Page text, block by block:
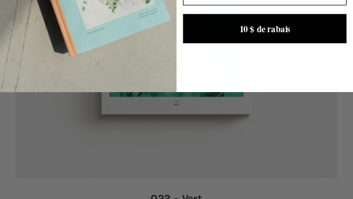
10 $ de rabais